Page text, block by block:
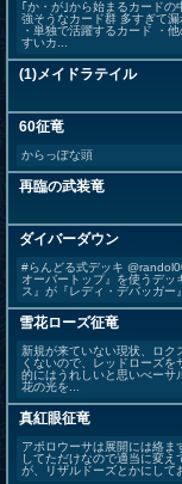
｢か・が｣から始まるカードの
強そうなカード群 多すぎて
・単独で活躍するカード ・
すいカ...
(1)メイドラテイル
60征竜
からっぽな頭
再臨の武装竜
ダイバーダウン
#らんどる式デッキ
オーバートップ』を使うデッ
ス』が『レディ・デバッガー
雪花ローズ征竜
新規が来ていない現状、ロク
くないので、レッドローズ
的にはうれしいと思いべーサ
花の光を...
真紅眼征竜
アポロウーサは展開には絡ま
してただけなので適当に変
が、リザルドーズとかにして